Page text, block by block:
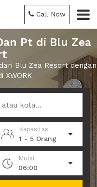
Call Now
Pt di Blu Zea
Blu Zea Resort dengan
XWORK
Kapasitas
1 - 5 Orang
Mulai
06:00